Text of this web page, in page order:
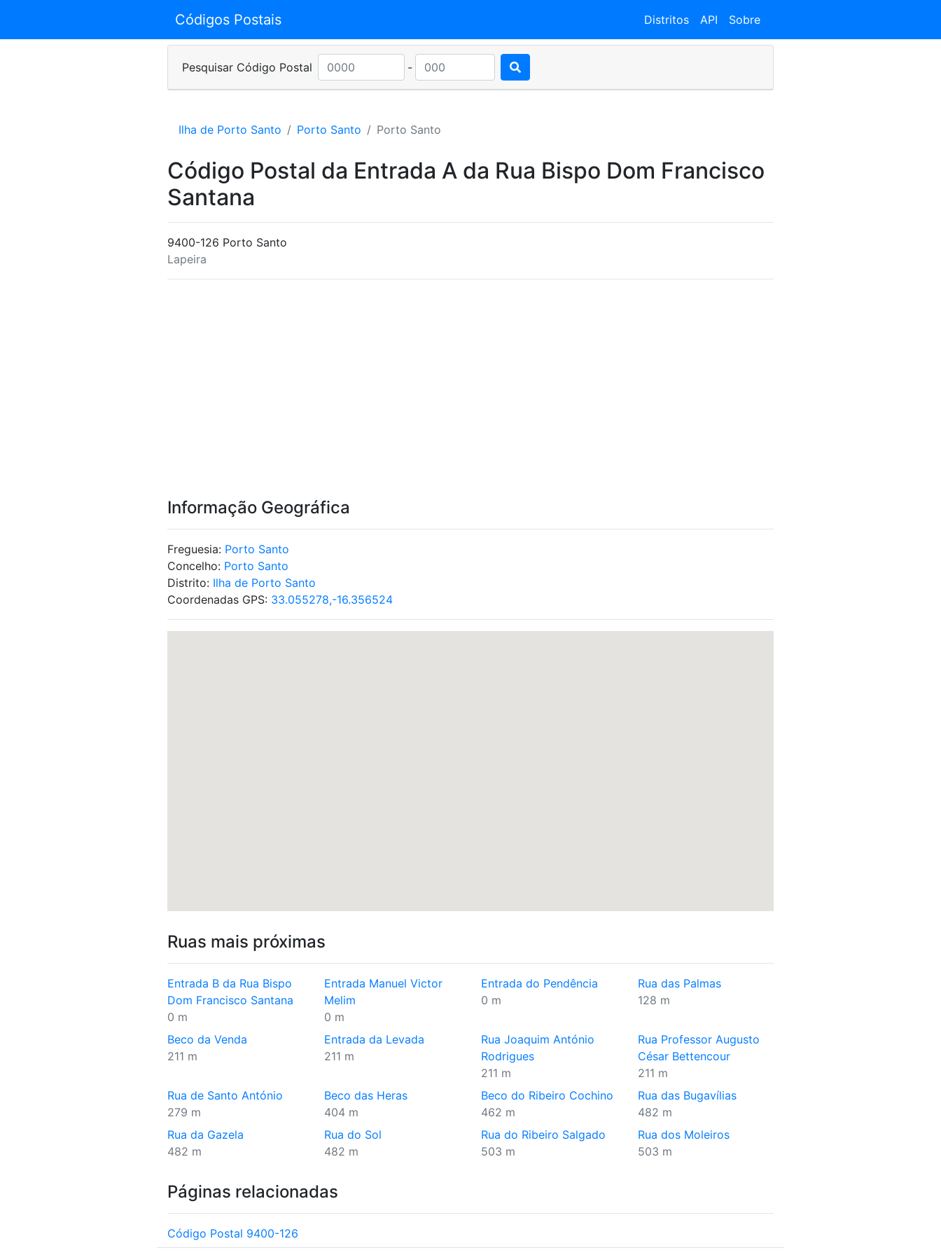
Códigos Postais Distritos API Sobre
Pesquisar Código Postal -
Ilha de Porto Santo Porto Santo Porto Santo
Código Postal da Entrada A da Rua Bispo Dom Francisco
Santana
9400-126 Porto Santo
Lapeira
Informação Geográfica
Freguesia: Porto Santo
Concelho: Porto Santo
Distrito: Ilha de Porto Santo
Coordenadas GPS: 33.055278,-16.356524
Ruas mais próximas
Entrada B da Rua Bispo
Dom Francisco Santana
0 m
Entrada Manuel Victor
Melim
0 m
Entrada do Pendência
0 m
Rua das Palmas
128 m
Beco da Venda
211 m
Entrada da Levada
211 m
Rua Joaquim António
Rodrigues
211 m
Rua Professor Augusto
César Bettencour
211 m
Rua de Santo António
279 m
Beco das Heras
404 m
Beco do Ribeiro Cochino
462 m
Rua das Bugavílias
482 m
Rua da Gazela
482 m
Rua do Sol
482 m
Rua do Ribeiro Salgado
503 m
Rua dos Moleiros
503 m
Páginas relacionadas
Código Postal 9400-126